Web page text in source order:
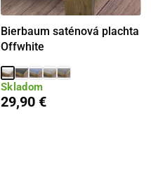
Bierbaum saténová plachta
Offwhite
Skladom
29,90 €